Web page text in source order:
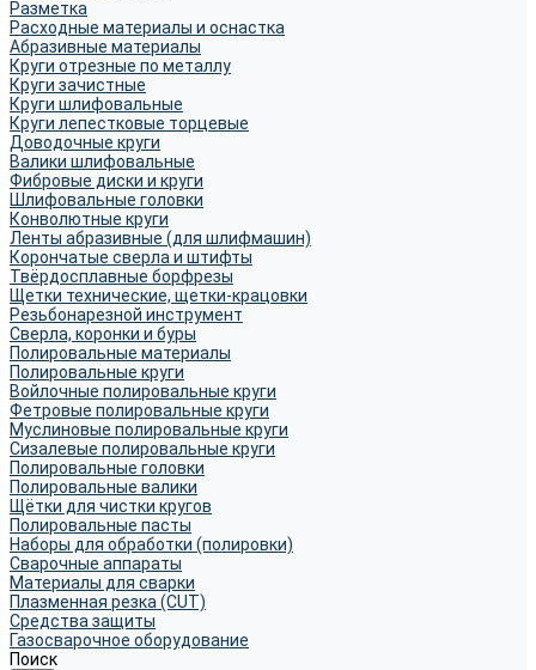
Разметка
Расходные материалы и оснастка
Абразивные материалы
Круги отрезные по металлу
Круги зачистные
Круги шлифовальные
Круги лепестковые торцевые
Доводочные круги
Валики шлифовальные
Фибровые диски и круги
Шлифовальные головки
Конволютные круги
Ленты абразивные (для шлифмашин)
Корончатые сверла и штифты
Твёрдосплавные борфрезы
Щетки технические, щетки-крацовки
Резьбонарезной инструмент
Сверла, коронки и буры
Полировальные материалы
Полировальные круги
Войлочные полировальные круги
Фетровые полировальные круги
Муслиновые полировальные круги
Cизалевые полировальные круги
Полировальные головки
Полировальные валики
Щётки для чистки кругов
Полировальные пасты
Наборы для обработки (полировки)
Сварочные аппараты
Материалы для сварки
Плазменная резка (CUT)
Средства защиты
Газосварочное оборудование
Поиск